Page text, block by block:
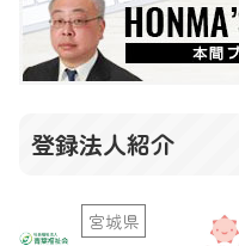
登録法人紹介
宮城県